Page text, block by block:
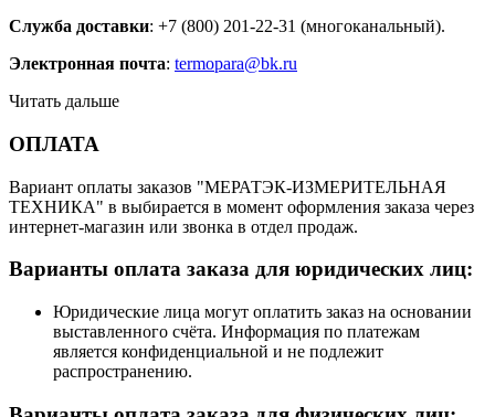
Служба доставки: +7 (800) 201-22-31 (многоканальный).
Электронная почта: termopara@bk.ru
Читать дальше
ОПЛАТА
Вариант оплаты заказов "МЕРАТЭК-ИЗМЕРИТЕЛЬНАЯ
ТЕХНИКА" в выбирается в момент оформления заказа через
интернет-магазин или звонка в отдел продаж.
Варианты оплата заказа для юридических лиц:
Юридические лица могут оплатить заказ на основании
выставленного счёта. Информация по платежам
является конфиденциальной и не подлежит
распространению.